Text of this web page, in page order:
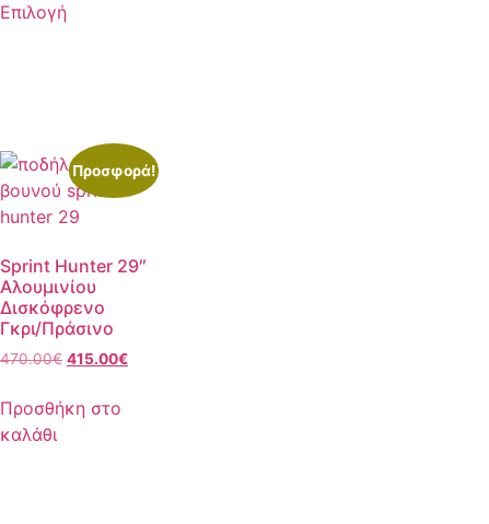
Επιλογή
Προσφορά!
Sprint Hunter 29″
Αλουμινίου
Δισκόφρενο
Γκρι/Πράσινο
470.00€ 415.00€
Προσθήκη στο
καλάθι